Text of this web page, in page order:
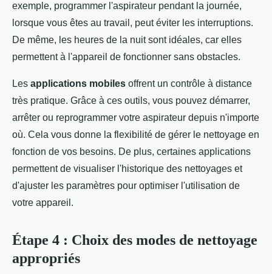
exemple, programmer l'aspirateur pendant la journée,
lorsque vous êtes au travail, peut éviter les interruptions.
De même, les heures de la nuit sont idéales, car elles
permettent à l'appareil de fonctionner sans obstacles.
Les applications mobiles offrent un contrôle à distance
très pratique. Grâce à ces outils, vous pouvez démarrer,
arrêter ou reprogrammer votre aspirateur depuis n'importe
où. Cela vous donne la flexibilité de gérer le nettoyage en
fonction de vos besoins. De plus, certaines applications
permettent de visualiser l'historique des nettoyages et
d'ajuster les paramètres pour optimiser l'utilisation de
votre appareil.
Étape 4 : Choix des modes de nettoyage
appropriés